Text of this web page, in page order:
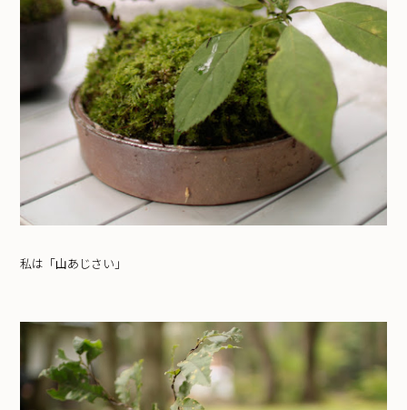
私は「山あじさい」